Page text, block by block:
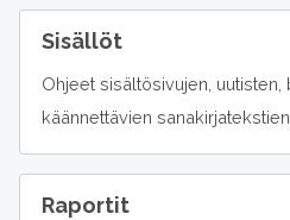
Sisällöt
Ohjeet sisältösivujen, uutisten,
käännettävien sanakirjatekstien
Raportit